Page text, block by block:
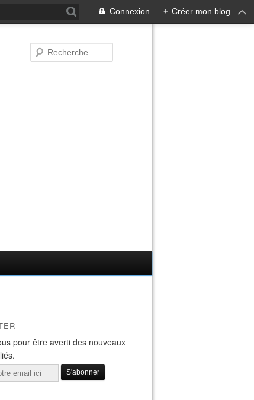
Connexion + Créer mon blog
pour être averti des nouveaux